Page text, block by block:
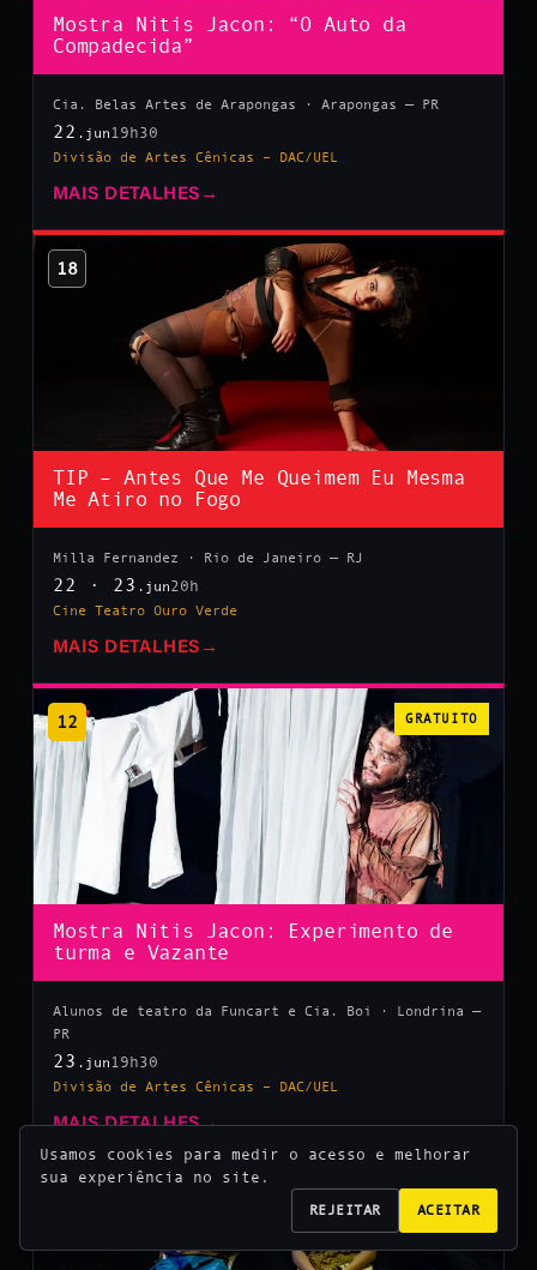
Mostra Nitis Jacon: “O Auto da
Compadecida”
Cia. Belas Artes de Arapongas · Arapongas — PR
22 .jun 19h30
Divisão de Artes Cênicas – DAC/UEL
MAIS DETALHES →
18
TIP – Antes Que Me Queimem Eu Mesma
Me Atiro no Fogo
Milla Fernandez · Rio de Janeiro — RJ
22 · 23 .jun20h
Cine Teatro Ouro Verde
MAIS DETALHES →
12 GRATUITO
Mostra Nitis Jacon: Experimento de
turma e Vazante
Alunos de teatro da Funcart e Cia. Boi · Londrina —
PR
23 .jun 19h30
Divisão de Artes Cênicas – DAC/UEL
MAIS DETALHES→
Usamos cookies para medir o acesso e melhorar
sua experiência no site.
REJEITAR ACEITAR